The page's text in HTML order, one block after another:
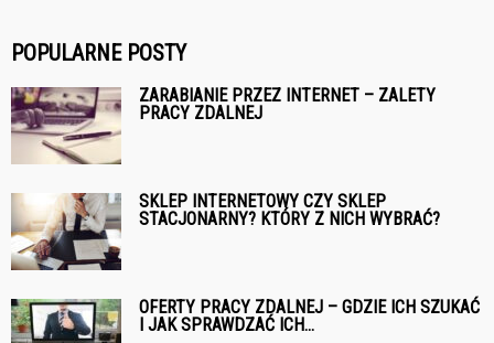
POPULARNE POSTY
ZARABIANIE PRZEZ INTERNET – ZALETY
PRACY ZDALNEJ
SKLEP INTERNETOWY CZY SKLEP
STACJONARNY? KTÓRY Z NICH WYBRAĆ?
OFERTY PRACY ZDALNEJ – GDZIE ICH SZUKAĆ
I JAK SPRAWDZAĆ ICH...